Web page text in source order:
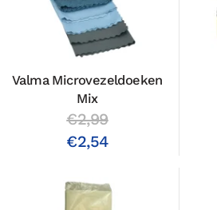
Valma Microvezeldoeken
Mix
€2,99
€2,54